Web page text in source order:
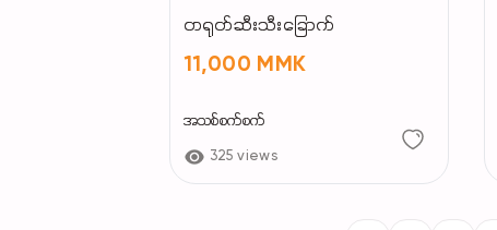
တရုတ်ဆီးသီးခြောက်
11,000 MMK
အသစ်စက်စက်
325 views